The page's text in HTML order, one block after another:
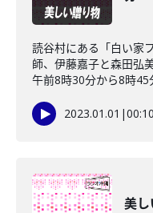
読谷村にある「白い家
師、伊藤嘉子と森田弘
午前8時30分から8時45
2023.01.01 |
美